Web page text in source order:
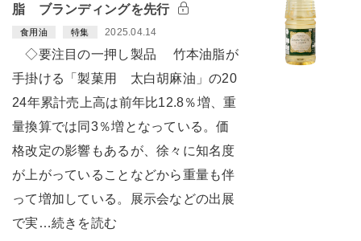
脂 ブランディングを先行
食用油 特集 2025.04.14
◇要注目の一押し製品 竹本油脂が
手掛ける「製菓用 太白胡麻油」の20
24年累計売上高は前年比12.8％増、重
量換算では同3％増となっている。価
格改定の影響もあるが、徐々に知名度
が上がっていることなどから重量も伴
って増加している。展示会などの出展
で実…続きを読む